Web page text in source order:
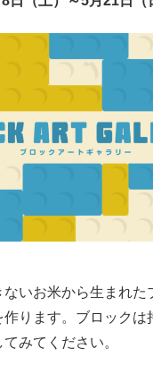
いお米から生まれた
ります。ブロックは
みてください。